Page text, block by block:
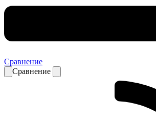
Сравнение
Сравнение